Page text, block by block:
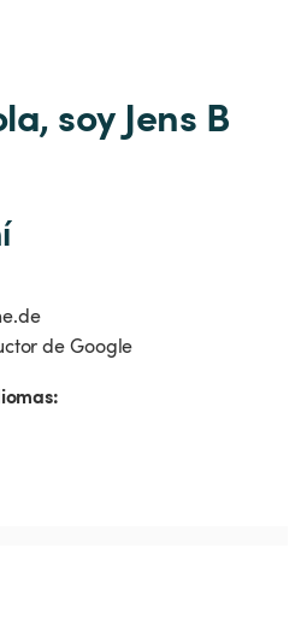
soy Jens B
de Google